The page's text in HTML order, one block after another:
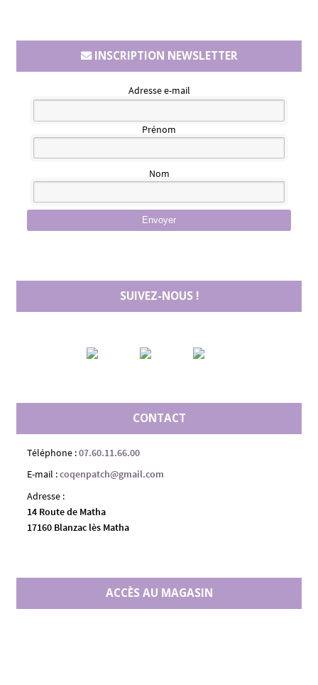
INSCRIPTION NEWSLETTER
Adresse e-mail
Prénom
Nom
Envoyer
SUIVEZ-NOUS !
CONTACT
Téléphone :07.60.11.66.00
E-mail :coqenpatch@gmail.com
Adresse :
14 Route de Matha
17160 Blanzac lès Matha
ACCÈS AU MAGASIN